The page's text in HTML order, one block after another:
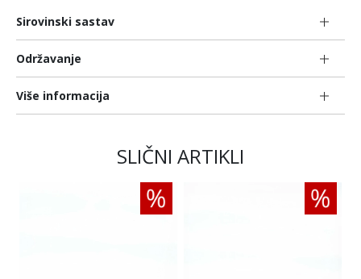
Sirovinski sastav
Održavanje
Više informacija
SLIČNI ARTIKLI